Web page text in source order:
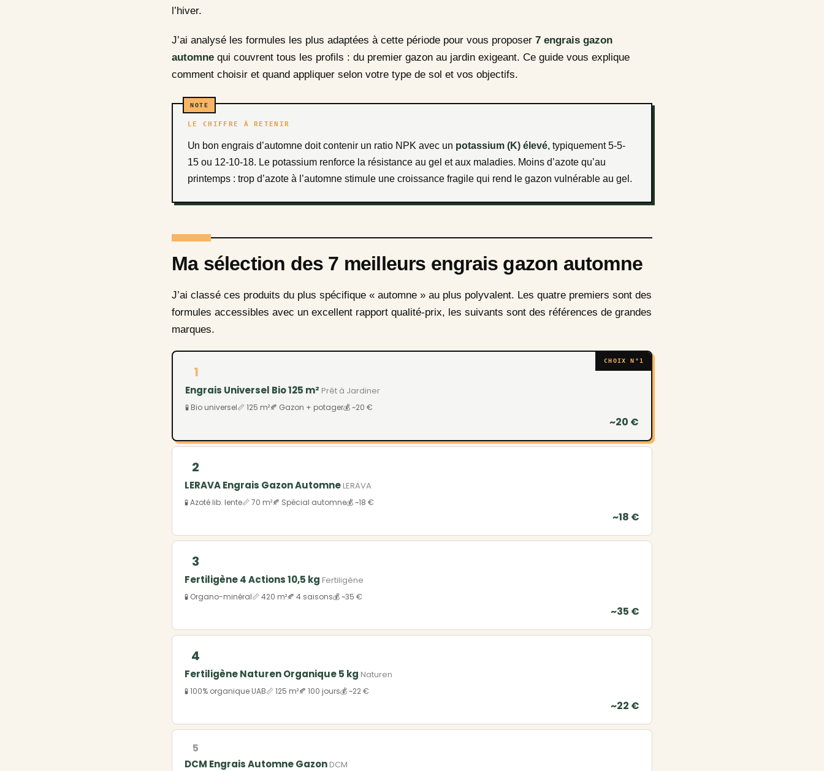
l’hiver.
J’ai analysé les formules les plus adaptées à cette période pour vous proposer 7 engrais gazon
automne qui couvrent tous les profils : du premier gazon au jardin exigeant. Ce guide vous explique
comment choisir et quand appliquer selon votre type de sol et vos objectifs.
LE CHIFFRE À RETENIR
Un bon engrais d’automne doit contenir un ratio NPK avec un potassium (K) élevé, typiquement 5-5-
15 ou 12-10-18. Le potassium renforce la résistance au gel et aux maladies. Moins d’azote qu’au
printemps : trop d’azote à l’automne stimule une croissance fragile qui rend le gazon vulnérable au gel.
Ma sélection des 7 meilleurs engrais gazon automne
J’ai classé ces produits du plus spécifique « automne » au plus polyvalent. Les quatre premiers sont des
formules accessibles avec un excellent rapport qualité-prix, les suivants sont des références de grandes
marques.
CHOIX N°1
1
Engrais Universel Bio 125 m² Prêt à Jardiner
🧪 Bio universel📏 125 m²🍂 Gazon + potager💰 ~20 €
~20 €
2
LERAVA Engrais Gazon Automne LERAVA
🧪 Azoté lib. lente📏 70 m²🍂 Spécial automne💰 ~18 €
~18 €
3
Fertiligène 4 Actions 10,5 kg Fertiligène
🧪 Organo-minéral📏 420 m²🍂 4 saisons💰 ~35 €
~35 €
4
Fertiligène Naturen Organique 5 kg Naturen
🧪 100% organique UAB📏 125 m²🍂 100 jours💰 ~22 €
~22 €
5
DCM Engrais Automne Gazon DCM